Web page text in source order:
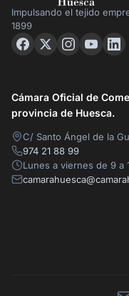
Impulsando el tejido
1899
Cámara Oficial de
provincia de Huesca.
C/ Santo Ángel de la
974 21 88 99
Lunes a viernes de 9 a